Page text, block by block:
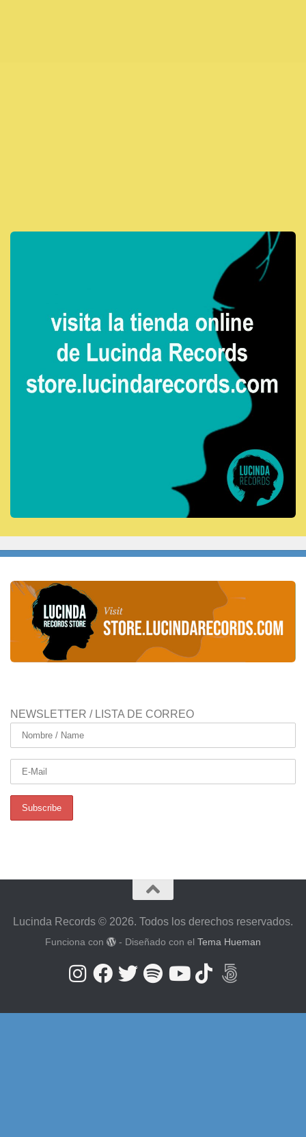
NEWSLETTER / LISTA DE CORREO
Lucinda Records © 2026. Todos los derechos reservados.
Funciona con - Diseñado con el Tema Hueman